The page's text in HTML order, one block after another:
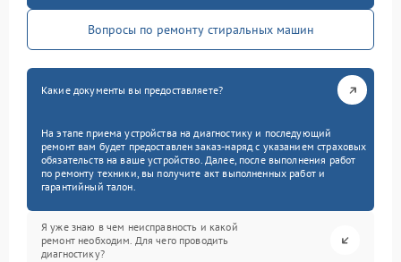
Вопросы по ремонту стиральных машин
Какие документы вы предоставляете?
На этапе приема устройства на диагностику и последующий
ремонт вам будет предоставлен заказ-наряд с указанием страховых
обязательств на ваше устройство. Далее, после выполнения работ
по ремонту техники, вы получите акт выполненных работ и
гарантийный талон.
Я уже знаю в чем неисправность и какой
ремонт необходим. Для чего проводить
диагностику?